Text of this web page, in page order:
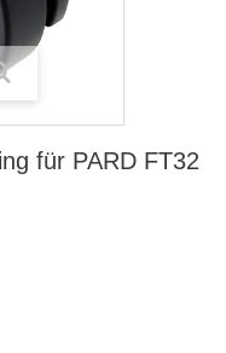
für PARD FT32